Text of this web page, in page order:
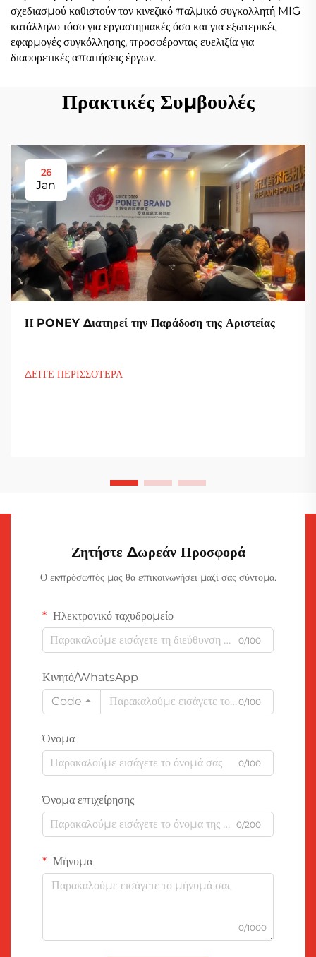
σχεδιασμού καθιστούν τον κινεζικό παλμικό συγκολλητή MIG
κατάλληλο τόσο για εργαστηριακές όσο και για εξωτερικές
εφαρμογές συγκόλλησης, προσφέροντας ευελιξία για
διαφορετικές απαιτήσεις έργων.
Πρακτικές Συμβουλές
26
Jan
Η PONEY Διατηρεί την Παράδοση της Αριστείας
ΔΕΙΤΕ ΠΕΡΙΣΣΟΤΕΡΑ
Ζητήστε Δωρεάν Προσφορά
Ο εκπρόσωπός μας θα επικοινωνήσει μαζί σας σύντομα.
Ηλεκτρονικό ταχυδρομείο
0/100
Κινητό/WhatsApp
Code
0/100
Όνομα
0/100
Όνομα επιχείρησης
0/200
Μήνυμα
0/1000